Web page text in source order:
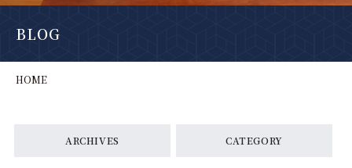
BLOG
HOME
ARCHIVES CATEGORY